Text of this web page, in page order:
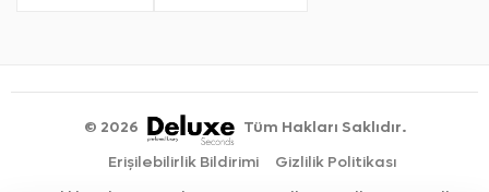
© 2026
Tüm Hakları Saklıdır.
Erişilebilirlik Bildirimi
Gizlilik Politikası